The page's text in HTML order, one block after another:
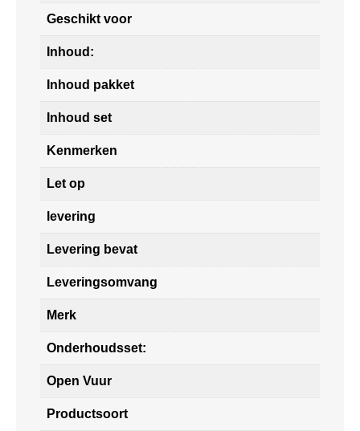
Geschikt voor
Inhoud:
Inhoud pakket
Inhoud set
Kenmerken
Let op
levering
Levering bevat
Leveringsomvang
Merk
Onderhoudsset:
Open Vuur
Productsoort